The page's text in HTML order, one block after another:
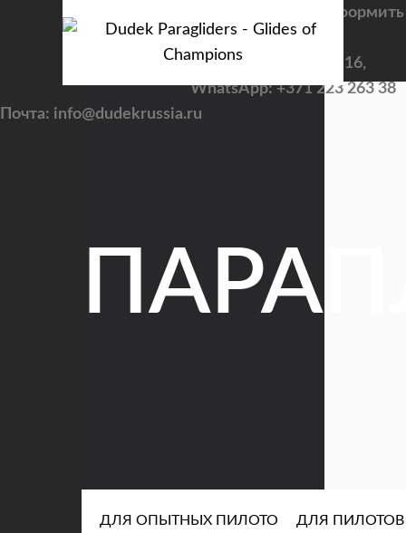
Задать вопросы и оформить
заказ
Viber: +7 922 195 36 16,
WhatsApp: +371 223 263 38
Почта: info@dudekrussia.ru
CATEGORY
Tandem / trike
ДЛЯ ОПЫТНЫХ ПИЛОТОВ / ДЛЯ